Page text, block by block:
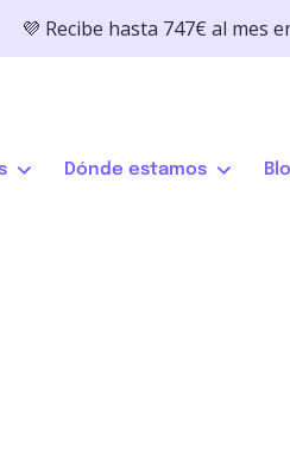
💜 Recibe hasta 747€ al mes
Dónde estamos